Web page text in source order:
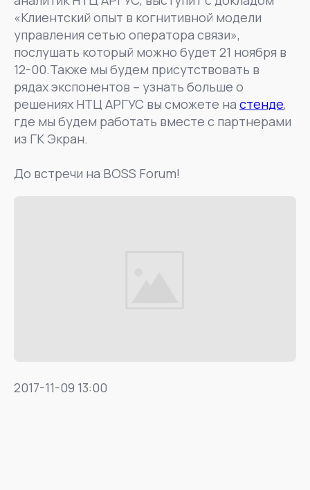
«Клиентский опыт в когнитивной модели
управления сетью оператора связи»,
послушать который можно будет 21 ноября в
12-00.Также мы будем присутствовать в
рядах экспонентов – узнать больше о
решениях НТЦ АРГУС вы сможете на стенде,
где мы будем работать вместе с партнерами
из ГК Экран.
До встречи на BOSS Forum!
2017-11-09 13:00